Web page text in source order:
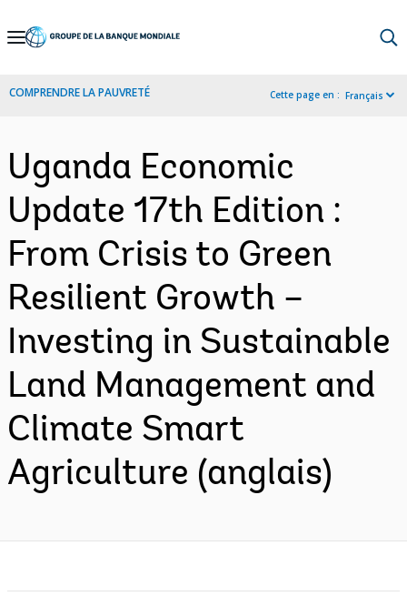
Skip
Navigation
COMPRENDRE LA PAUVRETÉ Cette page en : Français
Uganda Economic
Update 17th Edition :
From Crisis to Green
Resilient Growth –
Investing in Sustainable
Land Management and
Climate Smart
Agriculture (anglais)